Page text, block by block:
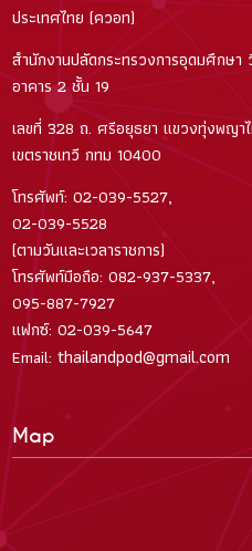
ประเทศไทย (ควอท)
สำนักงานปลัดกระทรวงการอุดมศึกษ
อาคาร 2 ชั้น 19
เลขที่ 328 ถ. ศรีอยุธยา แขวงทุ่งพญา
เขตราชเทวี กทม 10400
โทรศัพท์: 02-039-5527,
02-039-5528
(ตามวันและเวลาราชการ)
โทรศัพท์มือถือ: 082-937-5337,
095-887-7927
แฟกซ์: 02-039-5647
Email: thailandpod@gmail.com
Map